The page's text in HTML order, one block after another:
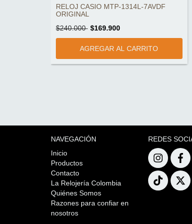
RELOJ CASIO MTP-1314L-7AVDF
ORIGINAL
$240.000 $169.900
NAVEGACIÓN
Inicio
Productos
Contacto
La Relojería Colombia
Quiénes Somos
Razones para confiar en
nosotros
REDES